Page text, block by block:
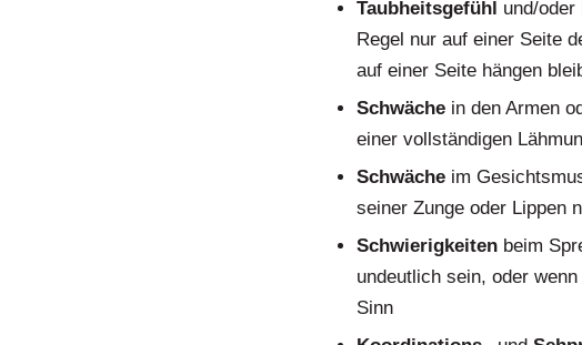
Taubheitsgefühl und/
Regel nur auf einer Seite
auf einer Seite hängen
Schwäche in den Armen
einer vollständigen
Schwäche im
seiner Zunge oder Lippen
Schwierigkeiten beim
undeutlich sein, oder
Sinn